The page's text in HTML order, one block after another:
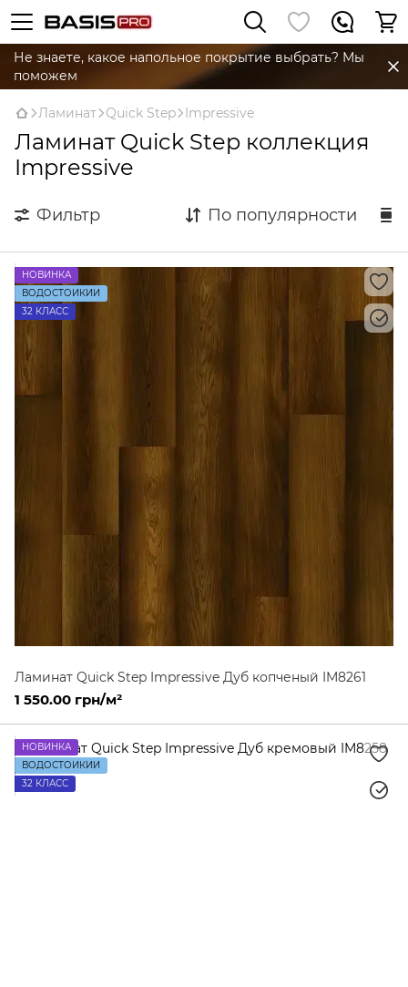
Не знаете, какое напольное покрытие выбрать? Мы
поможем
Ламинат Quick Step Impressive
Ламинат Quick Step коллекция
Impressive
Фильтр По популярности
НОВИНКА
ВОДОСТОЙКИЙ
32 КЛАСС
Ламинат Quick Step Impressive Дуб копченый IM8261
1 550.00 грн/м²
НОВИНКА
ВОДОСТОЙКИЙ
32 КЛАСС